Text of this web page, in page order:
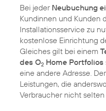
Bei jeder Neubuchung
Kundinnen und Kunden
Installationsservice zu
kostenlose Einrichtung
Gleiches gilt bei einem
des O2 Home Portfolios
eine andere Adresse.
Leistungen, die
Verbraucher nicht